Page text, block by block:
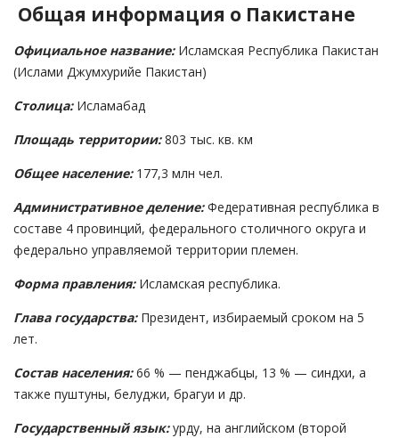
Общая информация о Пакистане
Официальное название: Исламская Республика Пакистан
(Ислами Джумхурийе Пакистан)
Столица: Исламабад
Площадь территории:803 тыс. кв. км
Общее население: 177,3 млн чел.
Административное деление: Федеративная республика в
составе 4 провинций, федерального столичного округа и
федерально управляемой территории племен.
Форма правления: Исламская республика.
Глава государства: Президент, избираемый сроком на 5
лет.
Состав населения:66 % — пенджабцы, 13 % — синдхи, а
также пуштуны, белуджи, брагуи и др.
Государственный язык: урду, на английском (второй